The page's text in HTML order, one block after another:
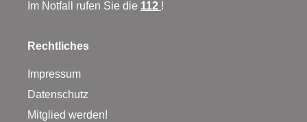
Im Notfall rufen Sie die 112 !
Rechtliches
Impressum
Datenschutz
Mitglied werden!